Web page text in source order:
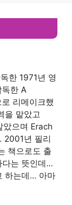
한 1971년 영
한 A
리메이크했
을 맡았고
으며 Erach
2001년 필리
책으로도 출
다는 뜻인데…
하는데… 아마